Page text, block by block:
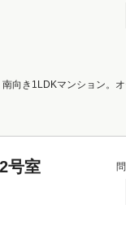
向き1LDKマンション。
号室